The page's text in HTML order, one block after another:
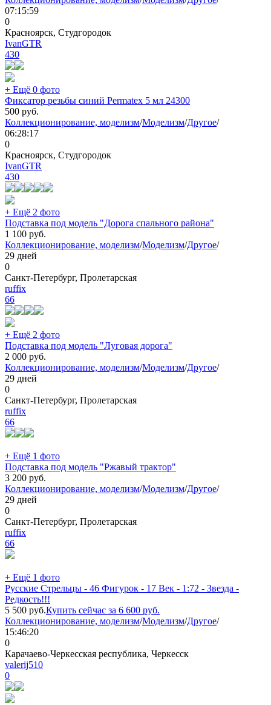
07:15:59
0
Красноярск, Студгородок
IvanGTR
430
+ Ещё 0 фото
Фиксатор резьбы синий Permatex 5 мл 24300
500 руб.
Коллекционирование, моделизм/Моделизм/Другое/
06:28:17
0
Красноярск, Студгородок
IvanGTR
430
+ Ещё 2 фото
Подставка под модель "Дорога спального района"
1 100 руб.
Коллекционирование, моделизм/Моделизм/Другое/
29 дней
0
Санкт-Петербург, Пролетарская
ruffix
66
+ Ещё 2 фото
Подставка под модель "Луговая дорога"
2 000 руб.
Коллекционирование, моделизм/Моделизм/Другое/
29 дней
0
Санкт-Петербург, Пролетарская
ruffix
66
+ Ещё 1 фото
Подставка под модель "Ржавый трактор"
3 200 руб.
Коллекционирование, моделизм/Моделизм/Другое/
29 дней
0
Санкт-Петербург, Пролетарская
ruffix
66
+ Ещё 1 фото
Русские Стрельцы - 46 Фигурок - 17 Век - 1:72 - Звезда -
Редкость!!!
5 500 руб.Купить сейчас за 6 600 руб.
Коллекционирование, моделизм/Моделизм/Другое/
15:46:20
0
Карачаево-Черкесская республика, Черкесск
valerij510
0